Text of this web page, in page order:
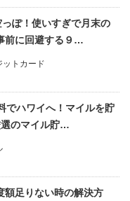
ぽ！使いすぎで月末の
前に回避する９…
ットカード
でハワイへ！マイルを貯
のマイル貯…
額足りない時の解決方